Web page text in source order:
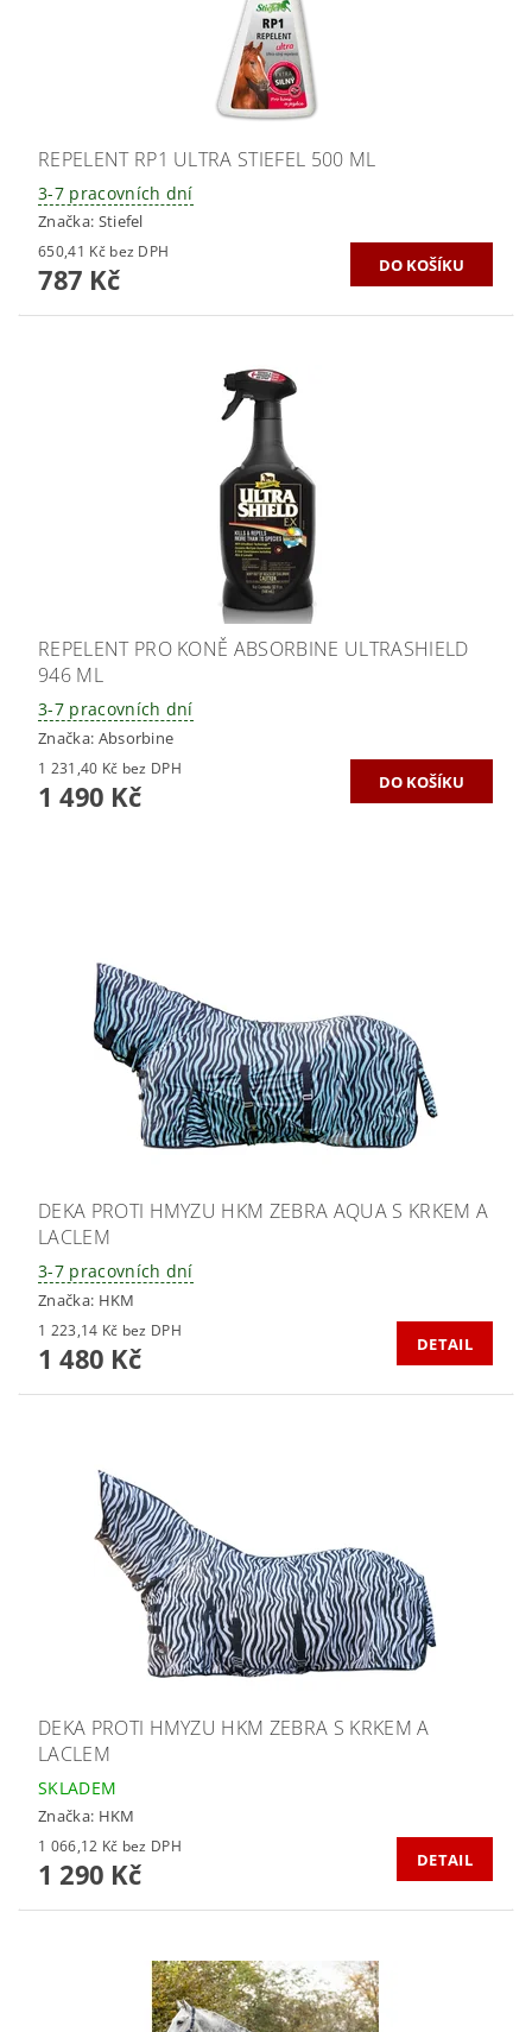
REPELENT RP1 ULTRA STIEFEL 500 ML
3-7 pracovních dní
Značka: Stiefel
650,41 Kč bez DPH
787 Kč
REPELENT PRO KONĚ ABSORBINE ULTRASHIELD
946 ML
3-7 pracovních dní
Značka: Absorbine
1 231,40 Kč bez DPH
1 490 Kč
DEKA PROTI HMYZU HKM ZEBRA AQUA S KRKEM A
LACLEM
3-7 pracovních dní
Značka: HKM
1 223,14 Kč bez DPH
1 480 Kč DETAIL
DEKA PROTI HMYZU HKM ZEBRA S KRKEM A
LACLEM
SKLADEM
Značka: HKM
1 066,12 Kč bez DPH
1 290 Kč DETAIL